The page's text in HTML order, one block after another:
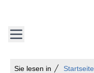
Sie lesen in Startseite